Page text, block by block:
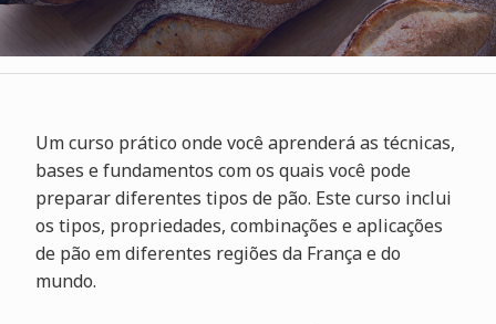
Um curso prático onde você aprenderá as técnicas,
bases e fundamentos com os quais você pode
preparar diferentes tipos de pão. Este curso inclui
os tipos, propriedades, combinações e aplicações
de pão em diferentes regiões da França e do
mundo.